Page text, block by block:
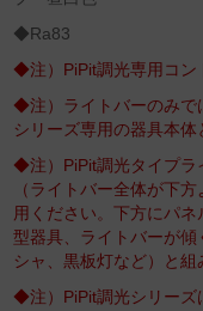
◆Ra83
◆注）PiPit調光専用コン
◆注）ライトバーのみで
シリーズ専用の器具本体
◆注）PiPit調光タイプラ
（ライトバー全体が下
用ください。下方にパ
型器具、ライトバーが
シャ、黒板灯など）と組
◆注）PiPit調光シリーズ